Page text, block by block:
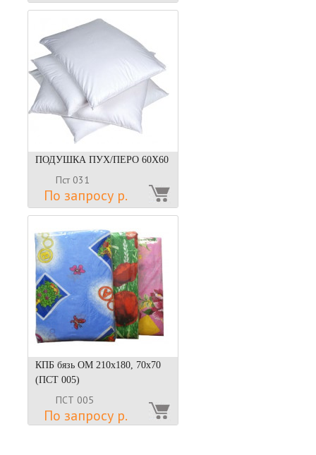
ПОДУШКА ПУХ/ПЕРО 60Х60
Пст 031
По запросу р.
КПБ бязь ОМ 210х180, 70х70
(ПСТ 005)
ПСТ 005
По запросу р.